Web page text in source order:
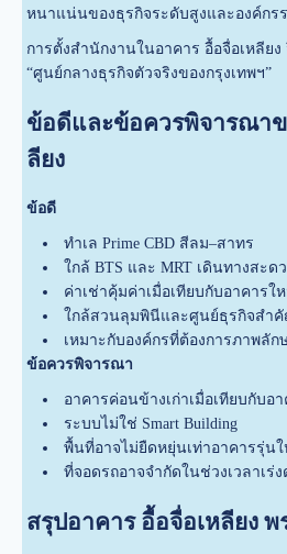
หนาแน่นของธุรกิจระดับสูงและองค์กร
การตั้งสำนักงานในอาคาร อื้อจื่อเหลีย
“ศูนย์กลางธุรกิจตัวจริงของกรุงเทพฯ”
ข้อดีและข้อควรพิจารณาข
ลียง
ข้อดี
ทำเล Prime CBD สีลม–สาทร
ใกล้ BTS และ MRT เดินทางสะด
ค่าเช่าคุ้มค่าเมื่อเทียบกับอาคารใ
ใกล้สวนลุมพินีและศูนย์ธุรกิจสำ
เหมาะกับองค์กรที่ต้องการภาพลั
ข้อควรพิจารณา
อาคารค่อนข้างเก่าเมื่อเทียบกับอ
ระบบไม่ใช่ Smart Building
พื้นที่อาจไม่ยืดหยุ่นเท่าอาคารรุ่นใ
ที่จอดรถอาจจำกัดในช่วงเวลาเร่
สรุปอาคาร อื้อจื่อเหลียง พ